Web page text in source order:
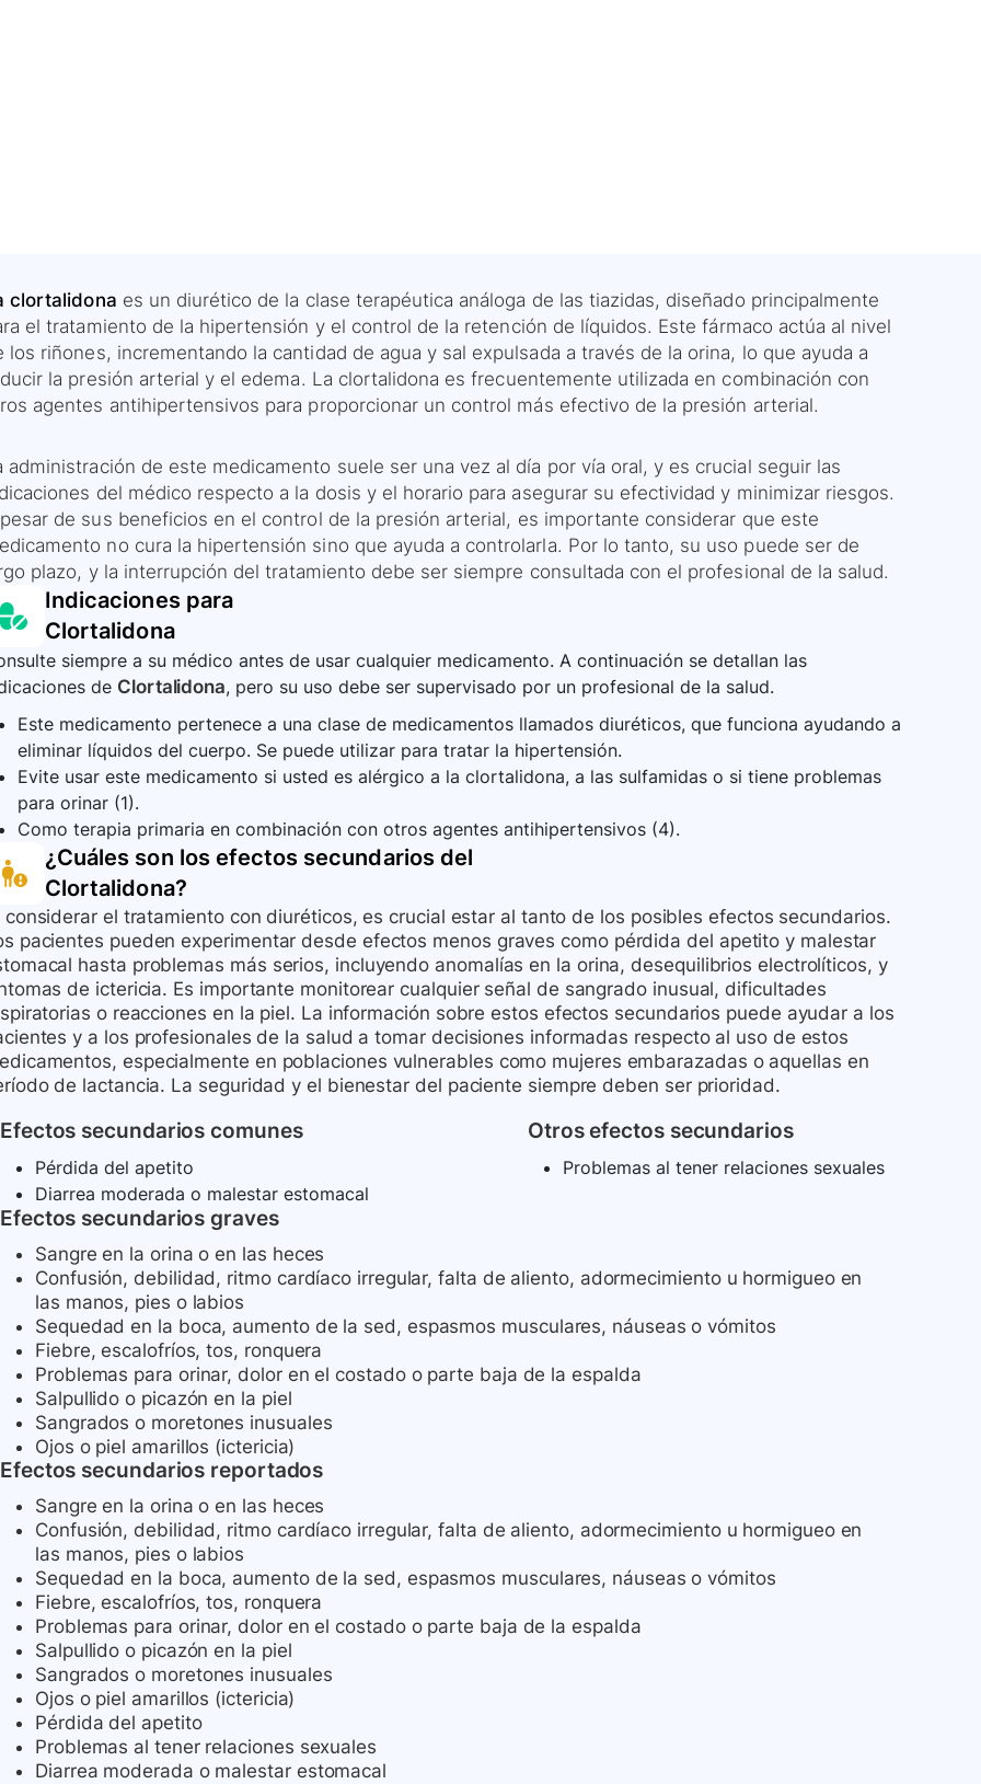
clortalidona es un diurético de la clase terapéutica análoga de las tiazidas, diseñado principalmente
el tratamiento de la hipertensión y el control de la retención de líquidos. Este fármaco actúa al nivel
los riñones, incrementando la cantidad de agua y sal expulsada a través de la orina, lo que ayuda a
la presión arterial y el edema. La clortalidona es frecuentemente utilizada en combinación con
agentes antihipertensivos para proporcionar un control más efectivo de la presión arterial.
administración de este medicamento suele ser una vez al día por vía oral, y es crucial seguir las
del médico respecto a la dosis y el horario para asegurar su efectividad y minimizar riesgos.
de sus beneficios en el control de la presión arterial, es importante considerar que este
no cura la hipertensión sino que ayuda a controlarla. Por lo tanto, su uso puede ser de
plazo, y la interrupción del tratamiento debe ser siempre consultada con el profesional de la salud.
Indicaciones para
Clortalidona
siempre a su médico antes de usar cualquier medicamento. A continuación se detallan las
de Clortalidona, pero su uso debe ser supervisado por un profesional de la salud.
Este medicamento pertenece a una clase de medicamentos llamados diuréticos, que funciona ayudando a
eliminar líquidos del cuerpo. Se puede utilizar para tratar la hipertensión.
Evite usar este medicamento si usted es alérgico a la clortalidona, a las sulfamidas o si tiene problemas
para orinar (1).
Como terapia primaria en combinación con otros agentes antihipertensivos (4).
¿Cuáles son los efectos secundarios del
Clortalidona?
considerar el tratamiento con diuréticos, es crucial estar al tanto de los posibles efectos secundarios.
pacientes pueden experimentar desde efectos menos graves como pérdida del apetito y malestar
hasta problemas más serios, incluyendo anomalías en la orina, desequilibrios electrolíticos, y
de ictericia. Es importante monitorear cualquier señal de sangrado inusual, dificultades
o reacciones en la piel. La información sobre estos efectos secundarios puede ayudar a los
y a los profesionales de la salud a tomar decisiones informadas respecto al uso de estos
especialmente en poblaciones vulnerables como mujeres embarazadas o aquellas en
de lactancia. La seguridad y el bienestar del paciente siempre deben ser prioridad.
Efectos secundarios comunes
Pérdida del apetito
Diarrea moderada o malestar estomacal
Otros efectos secundarios
Problemas al tener relaciones sexuales
Efectos secundarios graves
Sangre en la orina o en las heces
Confusión, debilidad, ritmo cardíaco irregular, falta de aliento, adormecimiento u hormigueo en
las manos, pies o labios
Sequedad en la boca, aumento de la sed, espasmos musculares, náuseas o vómitos
Fiebre, escalofríos, tos, ronquera
Problemas para orinar, dolor en el costado o parte baja de la espalda
Salpullido o picazón en la piel
Sangrados o moretones inusuales
Ojos o piel amarillos (ictericia)
Efectos secundarios reportados
Sangre en la orina o en las heces
Confusión, debilidad, ritmo cardíaco irregular, falta de aliento, adormecimiento u hormigueo en
las manos, pies o labios
Sequedad en la boca, aumento de la sed, espasmos musculares, náuseas o vómitos
Fiebre, escalofríos, tos, ronquera
Problemas para orinar, dolor en el costado o parte baja de la espalda
Salpullido o picazón en la piel
Sangrados o moretones inusuales
Ojos o piel amarillos (ictericia)
Pérdida del apetito
Problemas al tener relaciones sexuales
Diarrea moderada o malestar estomacal